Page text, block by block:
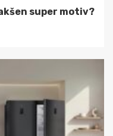
super motiv?